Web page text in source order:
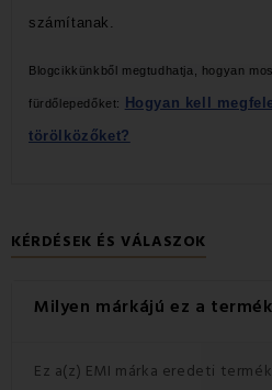
számítanak.
Blogcikkünkből megtudhatja, hogyan
fürdőlepedőket:
Hogyan kell
törölközőket?
KÉRDÉSEK ÉS VÁLASZOK
Milyen márkájú ez a
Ez a(z) EMI márka eredeti